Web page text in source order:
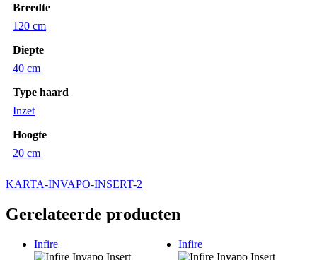
Breedte
120 cm
Diepte
40 cm
Type haard
Inzet
Hoogte
20 cm
KARTA-INVAPO-INSERT-2
Gerelateerde producten
Infire Infire